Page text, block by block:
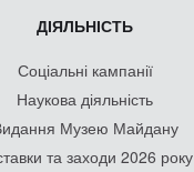
ДІЯЛЬНІСТЬ
Соціальні кампанії
Наукова діяльність
Музею Майдану
та заходи 2026 року